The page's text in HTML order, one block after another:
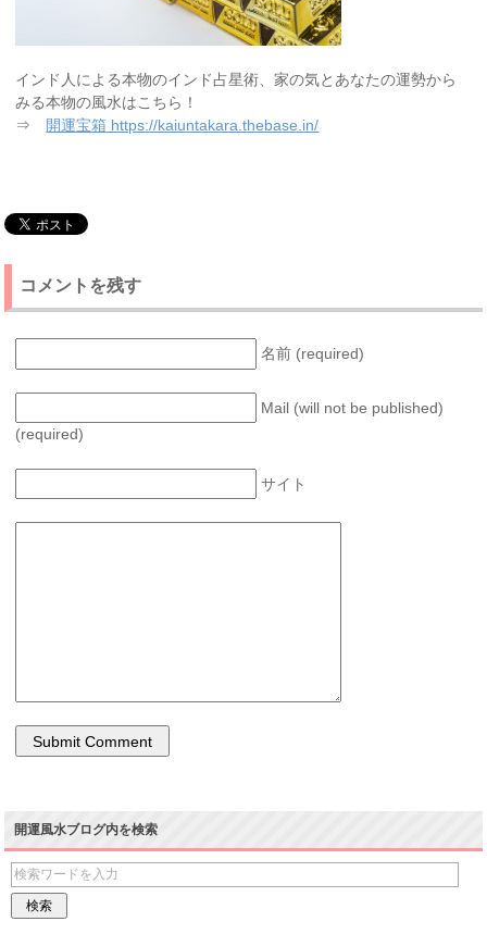
インド人による本物のインド占星術、家の気とあなたの運勢から
みる本物の風水はこちら！
⇒ 開運宝箱 https://kaiuntakara.thebase.in/
コメントを残す
名前 (required)
Mail (will not be published)
(required)
サイト
開運風水ブログ内を検索